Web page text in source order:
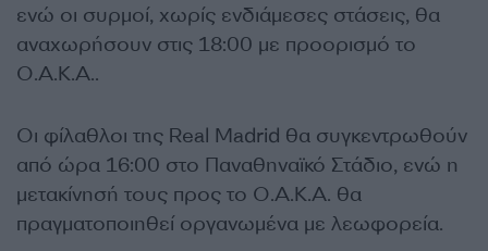
ενώ οι συρμοί, χωρίς ενδιάμεσες στάσεις, θα
αναχωρήσουν στις 18:00 με προορισμό το
Ο.Α.Κ.Α..
Οι φίλαθλοι της Real Madrid θα συγκεντρωθούν
από ώρα 16:00 στο Παναθηναϊκό Στάδιο, ενώ η
μετακίνησή τους προς το Ο.Α.Κ.Α. θα
πραγματοποιηθεί οργανωμένα με λεωφορεία.